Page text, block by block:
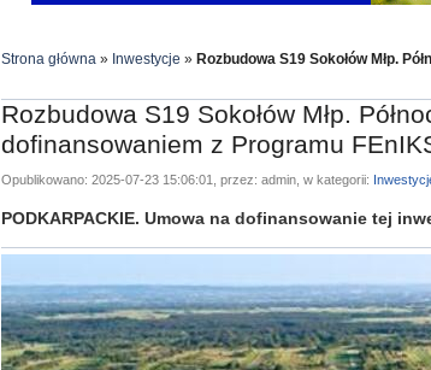
Strona główna » Inwestycje » Rozbudowa S19 Sokołów Młp.
Rozbudowa S19 Sokołów Młp.
dofinansowaniem z Programu
Opublikowano: 2025-07-23 15:06:01, przez: admin, w kategorii:
PODKARPACKIE. Umowa na dofinansowanie tej